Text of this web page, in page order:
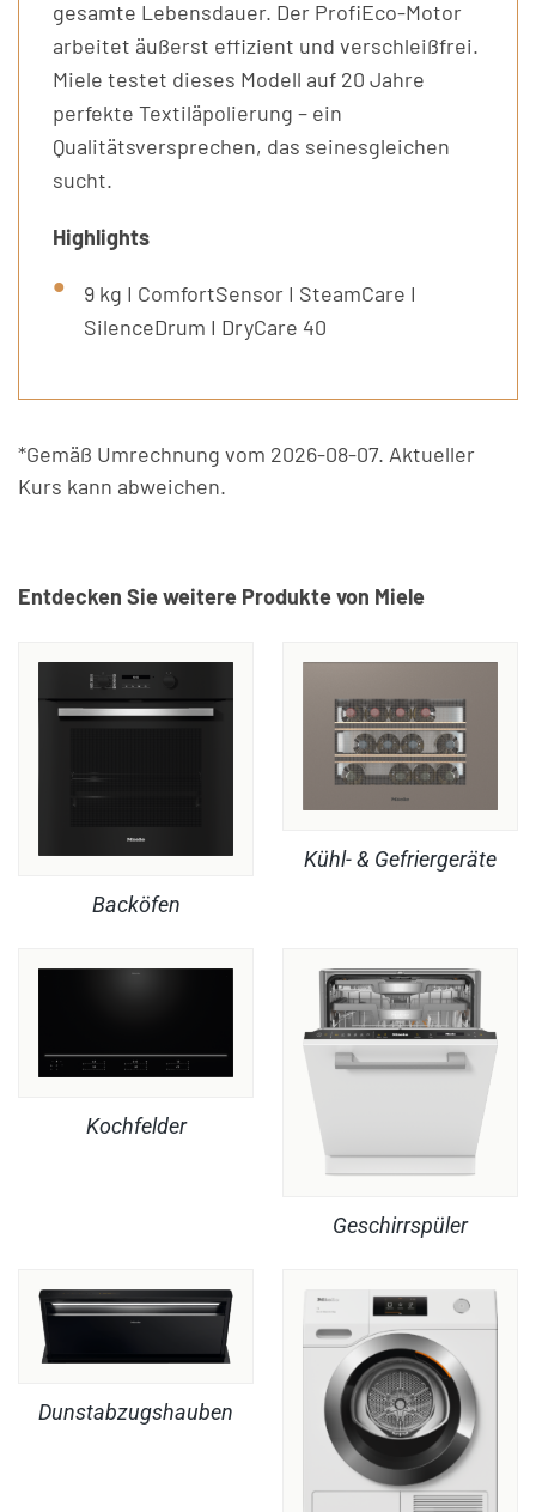
gesamte Lebensdauer. Der ProfiEco-Motor
arbeitet äußerst effizient und verschleißfrei.
Miele testet dieses Modell auf 20 Jahre
perfekte Textiläpolierung – ein
Qualitätsversprechen, das seinesgleichen
sucht.
Highlights
9 kg I ComfortSensor I SteamCare I
SilenceDrum I DryCare 40
*Gemäß Umrechnung vom 2026-08-07. Aktueller
Kurs kann abweichen.
Entdecken Sie weitere Produkte von Miele
Backöfen
Kühl- & Gefriergeräte
Kochfelder
Geschirrspüler
Dunstabzugshauben